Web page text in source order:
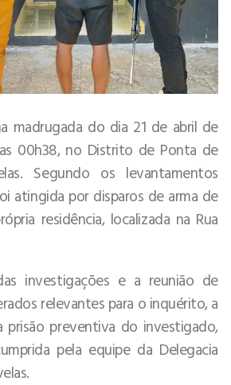
madrugada do dia 21 de abril de
00h38, no Distrito de Ponta de
Segundo os levantamentos
atingida por disparos de arma de
residência, localizada na Rua
investigações e a reunião de
relevantes para o inquérito, a
prisão preventiva do investigado,
pela equipe da Delegacia